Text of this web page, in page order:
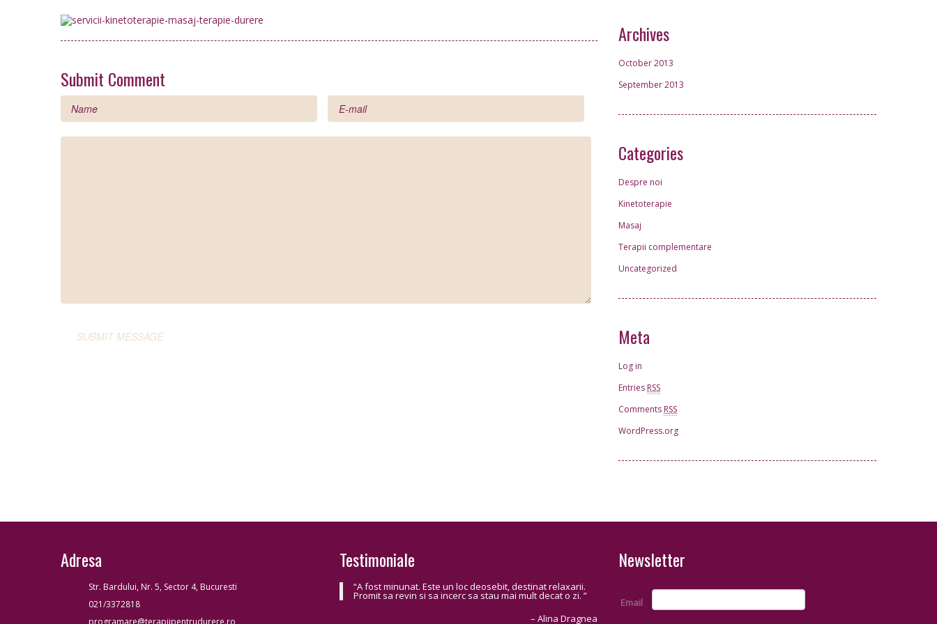
Submit Comment
Archives
October 2013
September 2013
Categories
Despre noi
Kinetoterapie
Masaj
Terapii complementare
Uncategorized
Meta
Log in
Entries RSS
Comments RSS
WordPress.org
Adresa
Str. Bardului, Nr. 5, Sector 4, Bucuresti
021/3372818
programare@terapiipentrudurere.ro
Testimoniale
A fost minunat. Este un loc deosebit, destinat relaxarii.
Promit sa revin si sa incerc sa stau mai mult decat o zi.
Alina Dragnea
Newsletter
Email